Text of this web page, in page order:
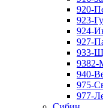
920-
923-
924-
927-
933-
940-
975-
977-